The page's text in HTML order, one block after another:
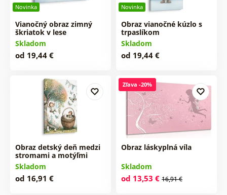
Novinka
Vianočný obraz zimný
škriatok v lese
Skladom
od 19,44 €
Novinka
Obraz vianočné kúzlo s
trpaslíkom
Skladom
od 19,44 €
Obraz detský deň medzi
stromami a motýľmi
Skladom
od 16,91 €
Zľava -20%
Obraz láskyplná víla
Skladom
od 13,53 € 16,91 €